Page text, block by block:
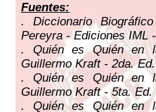
Fuentes:
. Diccionario
Pereyra - Ediciones IML
. Quién es Quién en
Guillermo Kraft - 2da.
. Quién es Quién en
Guillermo Kraft - 5ta. Ed.
. Quién es Quién en